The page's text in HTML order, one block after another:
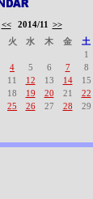
<< 2014/11 >>
火 水 木 金
土
1
4 5 6 7
8
11 12 13 14
15
18 19 20 21
22
25 26 27 28
29